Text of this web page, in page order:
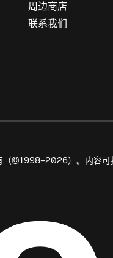
周边商店
联系我们
（©1998–2026）。内容可